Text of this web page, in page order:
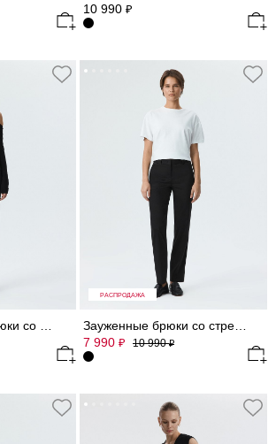
10 990 ₽
РАСПРОДАЖА
7 990 ₽ 10 990₽